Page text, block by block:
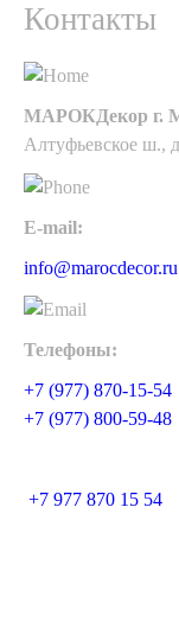
Контакты
МАРОКДекор г.
Алтуфьевское ш.,
E-mail:
info@marocdecor.ru
Телефоны:
+7 (977) 870-15-54
+7 (977) 800-59-48
+7 977 870 15 54